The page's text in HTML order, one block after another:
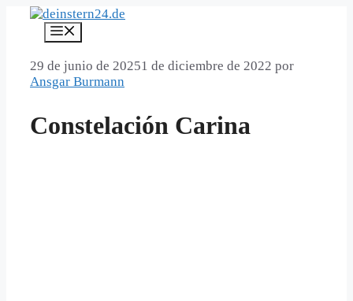
Saltar
contenido
29 de junio de 20251 de diciembre de 2022 por
Ansgar Burmann
Constelación Carina